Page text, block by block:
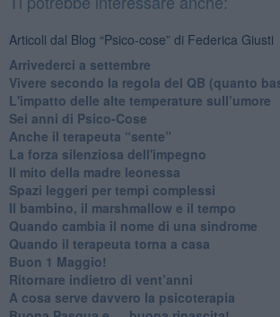
Articoli dal Blog “Psico-cose” di Federica Giusti
​Arrivederci a settembre
​Vivere secondo la regola del QB (quanto
​L'impatto delle alte temperature sull’umore
Sei anni di Psico-Cose
​Anche il terapeuta “sente”
​La forza silenziosa dell'impegno
​Il mito della madre leonessa
Spazi leggeri per tempi complessi
Il bambino, il marshmallow e il tempo
​Quando cambia il nome di una sindrome
​Quando il terapeuta torna a casa
​Buon 1 Maggio!
Ritornare indietro di vent’anni
​A cosa serve davvero la psicoterapia